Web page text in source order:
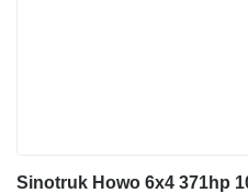
Sinotruk Howo 6x4 371hp